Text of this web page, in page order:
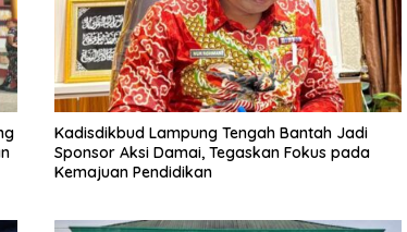
Kadisdikbud Lampung Tengah Bantah Jadi
Sponsor Aksi Damai, Tegaskan Fokus pada
Kemajuan Pendidikan